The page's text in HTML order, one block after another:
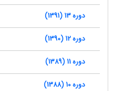
دوره 13 (1391)
دوره 12 (1390)
دوره 11 (1389)
دوره 10 (1388)